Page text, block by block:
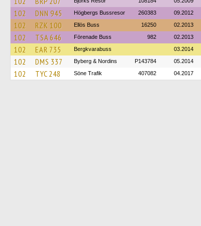
102 DNN 945 Högbergs Bussresor 260383 09.2012
102 RZK 100 Ellös Buss 16250 02.2013
102 TSA 646 Förenade Buss 982 02.2013
102 EAR 735 Bergkvarabuss 03.2014
102 DMS 337 Byberg & Nordins P143784 05.2014
102 TYC 248 Söne Trafik 407082 04.2017